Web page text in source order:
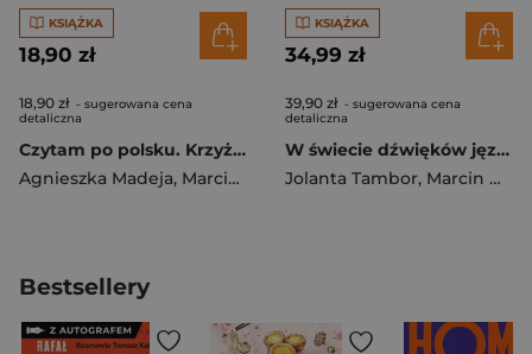
KSIĄŻKA
18,90 zł
18,90 zł - sugerowana cena
detaliczna
Czytam po polsku. Krzyżówki
Agnieszka Madeja, Marcin Maciołek
KSIĄŻKA
34,99 zł
39,90 zł - sugerowana cena
detaliczna
W świecie dźwięków języka polskiego
Jolanta Tambor, Marcin Maciołek
Bestsellery